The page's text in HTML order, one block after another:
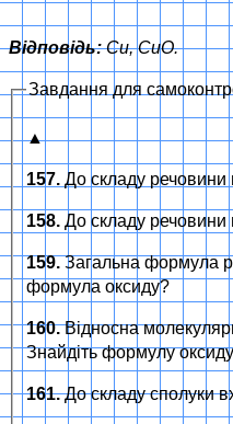
Відповідь:Cu, CuO.
Завдання для
▲
157. До складу речовини
158. До складу речовини
159.Загальна формула
формула оксиду?
160.Відносна
Знайдіть формулу
161.До складу сполуки